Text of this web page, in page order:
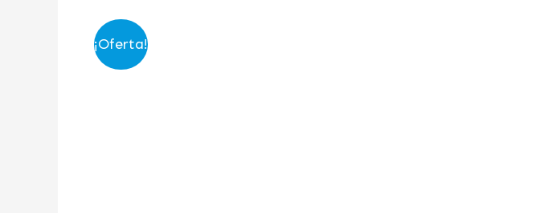
¡Oferta!